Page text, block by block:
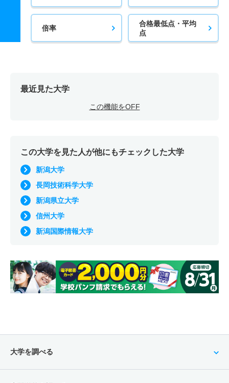
倍率
合格最低点・平均
点
最近見た大学
この機能をOFF
この大学を見た人が他にもチェックした大学
新潟大学
長岡技術科学大学
新潟県立大学
信州大学
新潟国際情報大学
大学を調べる